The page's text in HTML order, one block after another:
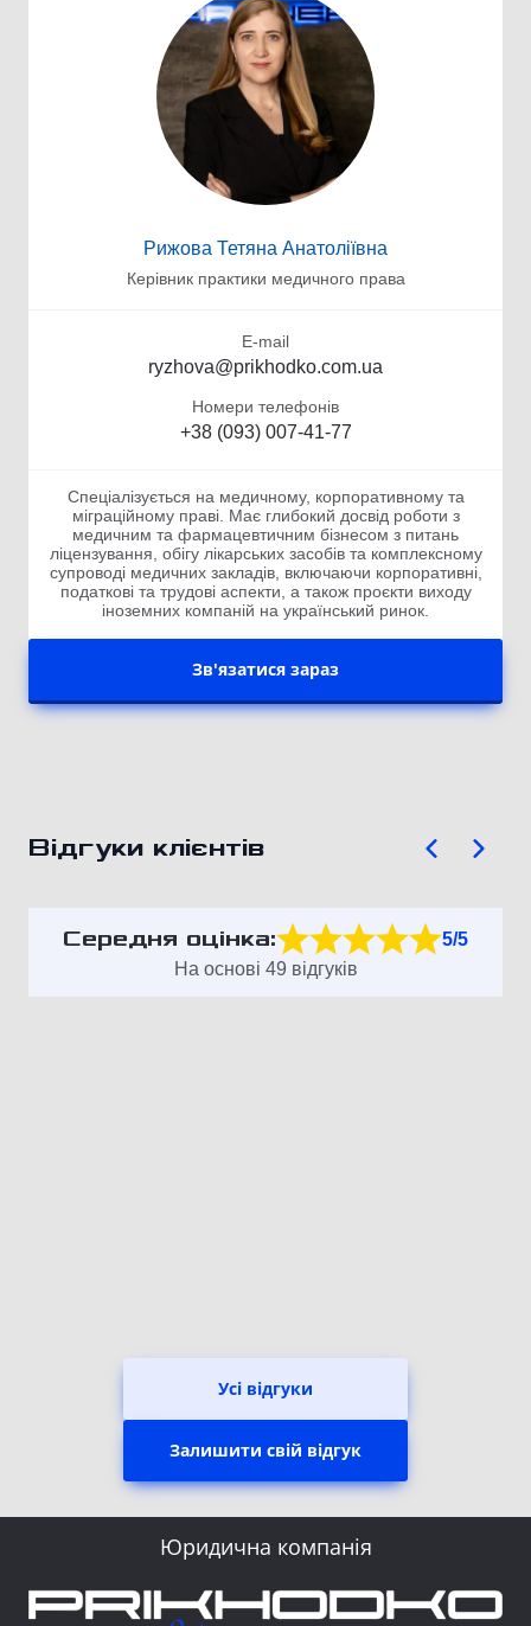
Рижова Тетяна Анатоліївна
Керівник практики медичного права
E-mail
ryzhova@prikhodko.com.ua
Номери телефонів
+38 (093) 007-41-77
Спеціалізується на медичному, корпоративному та
міграційному праві. Має глибокий досвід роботи з
медичним та фармацевтичним бізнесом з питань
ліцензування, обігу лікарських засобів та комплексному
супроводі медичних закладів, включаючи корпоративні,
податкові та трудові аспекти, а також проєкти виходу
іноземних компаній на український ринок.
Зв'язатися зараз
Відгуки клієнтів
Середня оцінка:
5/5
На основі 49 відгуків
Усі відгуки
Залишити свій відгук
Юридична компанія